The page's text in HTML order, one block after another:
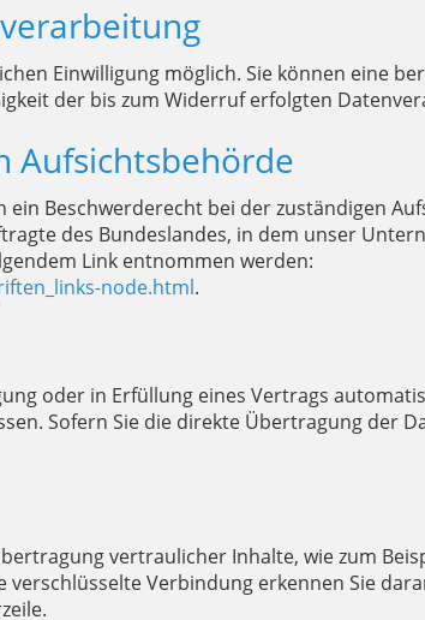
Einwilligung möglich. Sie können eine
der bis zum Widerruf erfolgten
Aufsichtsbehörde
Beschwerderecht bei der zuständigen
des Bundeslandes, in dem unser
Link entnommen werden:
node.html.
oder in Erfüllung eines Vertrags
Sofern Sie die direkte Übertragung der
vertraulicher Inhalte, wie zum
verschlüsselte Verbindung erkennen Sie